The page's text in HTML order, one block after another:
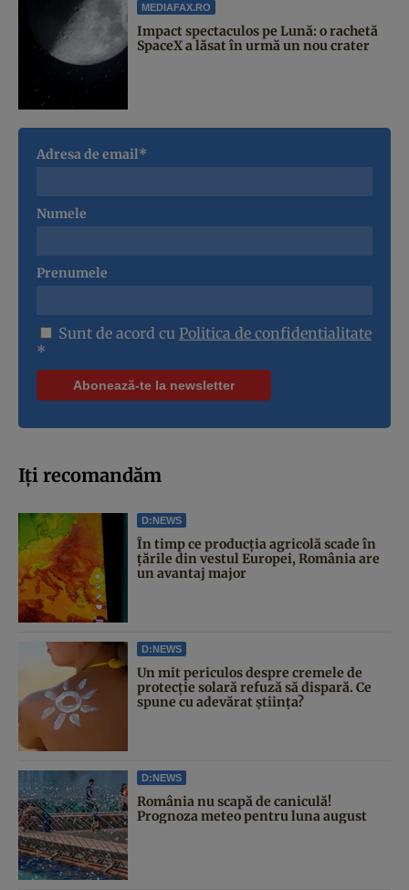
MEDIAFAX.RO
Impact spectaculos pe Lună: o rachetă
SpaceX a lăsat în urmă un nou crater
Adresa de email*
Numele
Prenumele
Sunt de acord cu Politica de confidentialitate
*
Iți recomandăm
D:NEWS
În timp ce producția agricolă scade în
țările din vestul Europei, România are
un avantaj major
D:NEWS
Un mit periculos despre cremele de
protecție solară refuză să dispară. Ce
spune cu adevărat știința?
D:NEWS
România nu scapă de caniculă!
Prognoza meteo pentru luna august